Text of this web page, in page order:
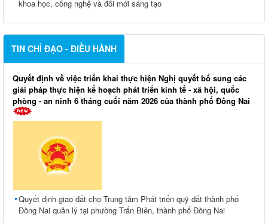
khoa học, công nghệ và đổi mới sáng tạo
TIN CHỈ ĐẠO - ĐIỀU HÀNH
Quyết định về việc triển khai thực hiện Nghị quyết bổ sung các
giải pháp thực hiện kế hoạch phát triển kinh tế - xã hội, quốc
phòng - an ninh 6 tháng cuối năm 2026 của thành phố Đồng Nai
Quyết định giao đất cho Trung tâm Phát triển quỹ đất thành phố
Đồng Nai quản lý tại phường Trấn Biên, thành phố Đồng Nai